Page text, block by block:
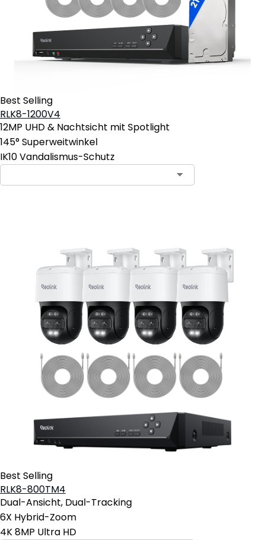
Best Selling
RLK8-1200V4
12MP UHD & Nachtsicht mit Spotlight
145° Superweitwinkel
IK10 Vandalismus-Schutz
Best Selling
RLK8-800TM4
Dual-Ansicht, Dual-Tracking
6X Hybrid-Zoom
4K 8MP Ultra HD